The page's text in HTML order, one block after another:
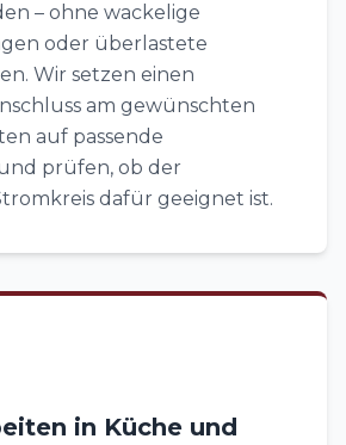
– ohne wackelige
oder überlastete
Wir setzen einen
am gewünschten
auf passende
prüfen, ob der
dafür geeignet ist.
in Küche und